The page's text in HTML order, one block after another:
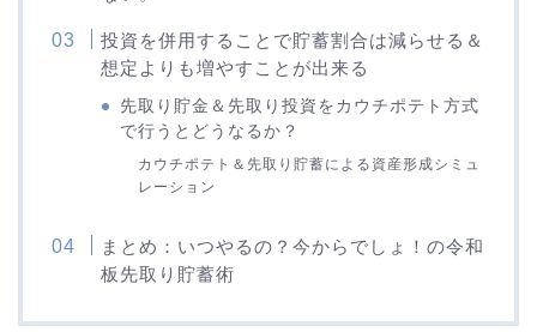
投資を併用することで貯蓄割合は減らせる＆
想定よりも増やすことが出来る
先取り貯金＆先取り投資をカウチポテト方式
で行うとどうなるか？
カウチポテト＆先取り貯蓄による資産形成シミュ
レーション
まとめ：いつやるの？今からでしょ！の令和
板先取り貯蓄術